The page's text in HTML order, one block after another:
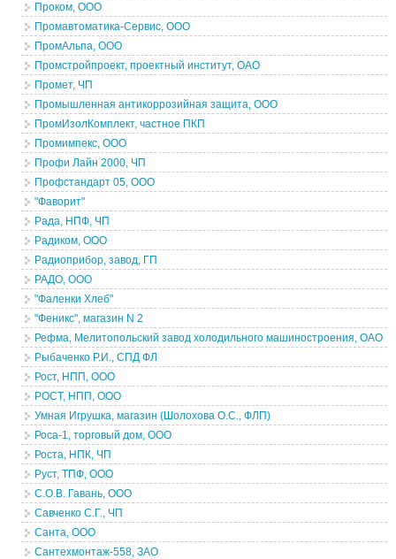
Проком, ООО
Промавтоматика-Сервис, ООО
ПромАльпа, ООО
Промстройпроект, проектный институт, ОАО
Промет, ЧП
Промышленная антикоррозийная защита, ООО
ПромИзолКомплект, частное ПКП
Промимпекс, ООО
Профи Лайн 2000, ЧП
Профстандарт 05, ООО
"Фаворит"
Рада, НПФ, ЧП
Радиком, ООО
Радиоприбор, завод, ГП
РАДО, ООО
"Фаленки Хлеб"
"Феникс", магазин N 2
Рефма, Мелитопольский завод холодильного машиностроения, ОАО
Рыбаченко Р.И., СПД ФЛ
Рост, НПП, ООО
РОСТ, НПП, ООО
Умная Игрушка, магазин (Шолохова О.С., ФЛП)
Роса-1, торговый дом, ООО
Роста, НПК, ЧП
Руст, ТПФ, ООО
С.О.В. Гавань, ООО
Савченко С.Г., ЧП
Санта, ООО
Сантехмонтаж-558, ЗАО